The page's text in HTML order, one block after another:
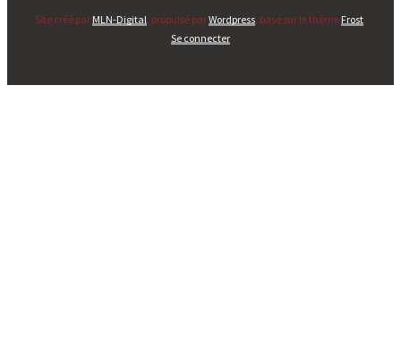
Site créé par MLN-Digital , propulsé parWordpress , basé sur le thème Frost.
Se connecter